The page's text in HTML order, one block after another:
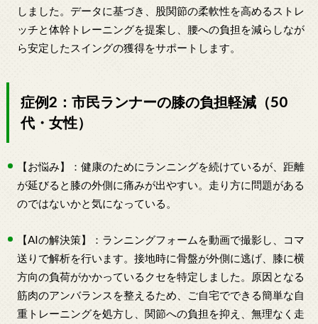
しました。データに基づき、股関節の柔軟性を高めるストレ
ッチと体幹トレーニングを提案し、腰への負担を減らしなが
ら安定したスイングの獲得をサポートします。
症例2：市民ランナーの膝の負担軽減（50
代・女性）
【お悩み】：健康のためにランニングを続けているが、距離
が延びると膝の外側に痛みが出やすい。走り方に問題がある
のではないかと気になっている。
【AIの解決策】：ランニングフォームを動画で撮影し、コマ
送りで解析を行います。接地時に骨盤が外側に逃げ、膝に横
方向の負荷がかかっているクセを特定しました。原因となる
筋肉のアンバランスを整えるため、ご自宅でできる簡単な自
重トレーニングを処方し、関節への負担を抑え、無理なく走